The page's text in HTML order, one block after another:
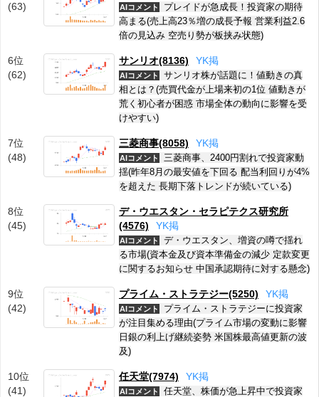
(63)
AIコメント
プレイドが急成長！投資家の期待
高まる(売上高23％増の成長予報 営業利益2.6
倍の見込み 空売り勢が板挟み状態)
6位
(62)
サンリオ(8136) YK掲
AIコメント
サンリオ株が話題に！値動きの真
相とは？(売買代金が上場来初の1位 値動きが
荒く初心者が困惑 市場全体の動向に影響を受
けやすい)
7位
(48)
三菱商事(8058) YK掲
AIコメント
三菱商事、2400円割れで投資家動
揺(昨年8月の最安値を下回る 配当利回りが4%
を超えた 長期下落トレンドが続いている)
8位
(45)
デ・ウエスタン・セラピテクス研究所
(4576)
YK掲
AIコメント
デ・ウエスタン、増資の噂で揺れ
る市場(資本金及び資本準備金の減少 定款変更
に関するお知らせ 中国承認期待に対する懸念)
9位
(42)
プライム・ストラテジー(5250) YK掲
AIコメント
プライム・ストラテジーに投資家
が注目集める理由(プライム市場の変動に影響
日銀の利上げ継続姿勢 米国株最高値更新の波
及)
10位
(41)
任天堂(7974) YK掲
AIコメント
任天堂、株価が急上昇中で投資家